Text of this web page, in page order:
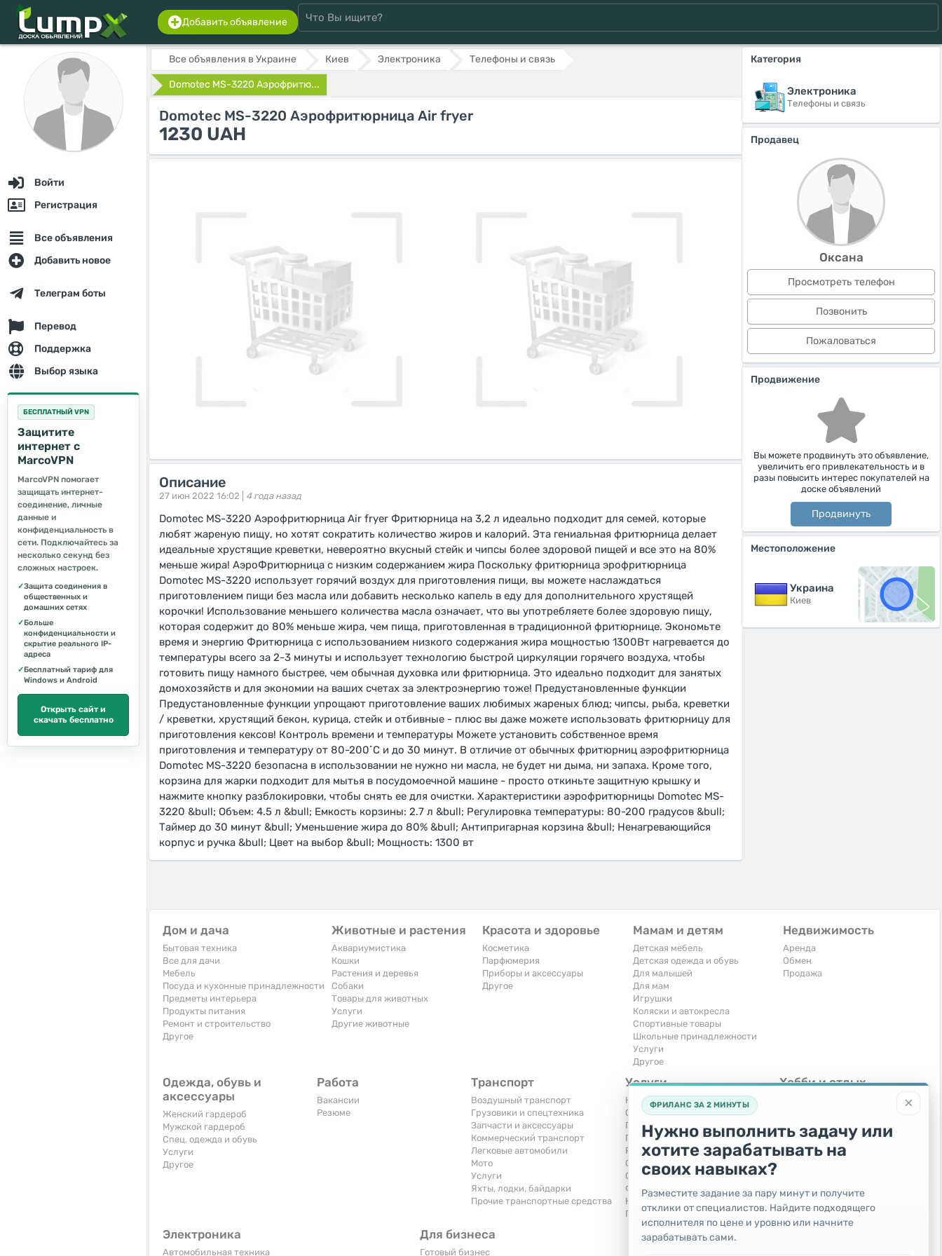
Добавить объявление
Войти
Регистрация
Все объявления
Добавить новое
Телеграм боты
Перевод
Поддержка
Выбор языка
БЕСПЛАТНЫЙ VPN
Защитите
интернет с
MarcoVPN
MarcoVPN помогает
защищать интернет-
соединение, личные
данные и
конфиденциальность в
сети. Подключайтесь за
несколько секунд без
сложных настроек.
✓Защита соединения в
общественных и
домашних сетях
✓Больше
конфиденциальности и
скрытие реального IP-
адреса
✓Бесплатный тариф для
Windows и Android
Открыть сайт и
скачать бесплатно
Все объявления в Украине Киев Электроника Телефоны и связь
Domotec MS-3220 Аэрофритю...
Domotec MS-3220 Аэрофритюрница Air fryer
1230 UAH
Описание
27 июн 2022 16:02 | 4 года назад
Domotec MS-3220 Аэрофритюрница Air fryer Фритюрница на 3,2 л идеально подходит для семей, которые
любят жареную пищу, но хотят сократить количество жиров и калорий. Эта гениальная фритюрница делает
идеальные хрустящие креветки, невероятно вкусный стейк и чипсы более здоровой пищей и все это на 80%
меньше жира! АэроФритюрница с низким содержанием жира Поскольку фритюрница эрофритюрница
Domotec MS-3220 использует горячий воздух для приготовления пищи, вы можете наслаждаться
приготовлением пищи без масла или добавить несколько капель в еду для дополнительного хрустящей
корочки! Использование меньшего количества масла означает, что вы употребляете более здоровую пищу,
которая содержит до 80% меньше жира, чем пища, приготовленная в традиционной фритюрнице. Экономьте
время и энергию Фритюрница с использованием низкого содержания жира мощностью 1300Вт нагревается до
температуры всего за 2-3 минуты и использует технологию быстрой циркуляции горячего воздуха, чтобы
готовить пищу намного быстрее, чем обычная духовка или фритюрница. Это идеально подходит для занятых
домохозяйств и для экономии на ваших счетах за электроэнергию тоже! Предустановленные функции
Предустановленные функции упрощают приготовление ваших любимых жареных блюд; чипсы, рыба, креветки
/ креветки, хрустящий бекон, курица, стейк и отбивные - плюс вы даже можете использовать фритюрницу для
приготовления кексов! Контроль времени и температуры Можете установить собственное время
приготовления и температуру от 80-200˚C и до 30 минут. В отличие от обычных фритюрниц аэрофритюрница
Domotec MS-3220 безопасна в использовании не нужно ни масла, не будет ни дыма, ни запаха. Кроме того,
корзина для жарки подходит для мытья в посудомоечной машине - просто откиньте защитную крышку и
нажмите кнопку разблокировки, чтобы снять ее для очистки. Характеристики аэрофритюрницы Domotec MS-
3220 &bull; Объем: 4.5 л &bull; Емкость корзины: 2.7 л &bull; Регулировка температуры: 80-200 градусов &bull;
Таймер до 30 минут &bull; Уменьшение жира до 80% &bull; Антипригарная корзина &bull; Ненагревающийся
корпус и ручка &bull; Цвет на выбор &bull; Мощность: 1300 вт
Категория
Электроника
Телефоны и связь
Продавец
Оксана
Просмотреть телефон
Позвонить
Пожаловаться
Продвижение
Вы можете продвинуть это объявление,
увеличить его привлекательность и в
разы повысить интерес покупателей на
доске объявлений
Продвинуть
Местоположение
Украина
Киев
Дом и дача
Бытовая техника
Все для дачи
Мебель
Посуда и кухонные принадлежности
Предметы интерьера
Продукты питания
Ремонт и строительство
Другое
Животные и растения
Аквариумистика
Кошки
Растения и деревья
Собаки
Товары для животных
Услуги
Другие животные
Красота и здоровье
Косметика
Парфюмерия
Приборы и аксессуары
Другое
Мамам и детям
Детская мебель
Детская одежда и обувь
Для малышей
Для мам
Игрушки
Коляски и автокресла
Спортивные товары
Школьные принадлежности
Услуги
Другое
Недвижимость
Аренда
Обмен
Продажа
Одежда, обувь и
аксессуары
Женский гардероб
Мужской гардероб
Спец. одежда и обувь
Услуги
Другое
Работа
Вакансии
Резюме
Транспорт
Воздушный транспорт
Грузовики и спецтехника
Запчасти и аксессуары
Коммерческий транспорт
Легковые автомобили
Мото
Услуги
Яхты, лодки, байдарки
Прочие транспортные средства
Услуги
Компьютеры, интернет
Обучение и репетиторство
Перевозки и транспорт
Праздники и мероприятия
Ремонт и установка техники
Сиделки, горничные
Строительство и ремонт
Фотосъемка и видеосъемка
Юридические услуги
Прочие услуги
Хобби и отдых
Охота и рыбалка
Спорт и отдых
Другое
Электроника
Автомобильная техника
Для бизнеса
Готовый бизнес
Бесплатно
×
ФРИЛАНС ЗА 2 МИНУТЫ
Нужно выполнить задачу или
хотите зарабатывать на
своих навыках?
Разместите задание за пару минут и получите
отклики от специалистов. Найдите подходящего
исполнителя по цене и уровню или начните
зарабатывать сами.